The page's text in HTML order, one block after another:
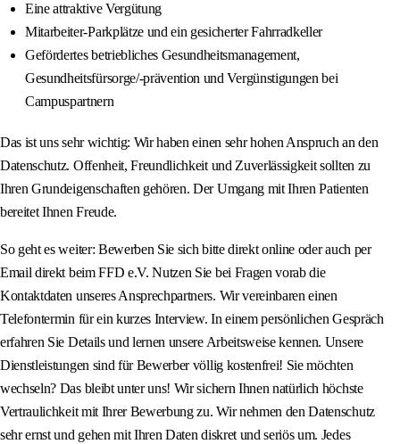
Eine attraktive Vergütung
Mitarbeiter-Parkplätze und ein gesicherter Fahrradkeller
Gefördertes betriebliches Gesundheitsmanagement,
Gesundheitsfürsorge/-prävention und Vergünstigungen bei
Campuspartnern
Das ist uns sehr wichtig: Wir haben einen sehr hohen Anspruch an den
Datenschutz. Offenheit, Freundlichkeit und Zuverlässigkeit sollten zu
Ihren Grundeigenschaften gehören. Der Umgang mit Ihren Patienten
bereitet Ihnen Freude.
So geht es weiter: Bewerben Sie sich bitte direkt online oder auch per
Email direkt beim FFD e.V. Nutzen Sie bei Fragen vorab die
Kontaktdaten unseres Ansprechpartners. Wir vereinbaren einen
Telefontermin für ein kurzes Interview. In einem persönlichen Gespräch
erfahren Sie Details und lernen unsere Arbeitsweise kennen. Unsere
Dienstleistungen sind für Bewerber völlig kostenfrei! Sie möchten
wechseln? Das bleibt unter uns! Wir sichern Ihnen natürlich höchste
Vertraulichkeit mit Ihrer Bewerbung zu. Wir nehmen den Datenschutz
sehr ernst und gehen mit Ihren Daten diskret und seriös um. Jedes